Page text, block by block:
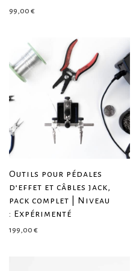
99,00 €
Outils pour pédales
d’effet et câbles jack,
pack complet | Niveau
: Expérimenté
199,00 €